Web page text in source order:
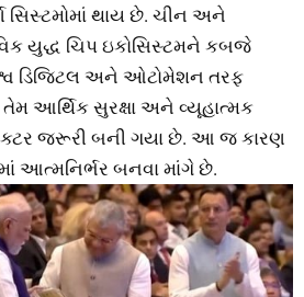
થાય છે. ચીન અને
યુદ્ધ ચિપ ઇકોસિસ્‍ટમને કબજે
ડિજિટલ અને ઓટોમેશન તરફ
આર્થિક સુરક્ષા અને વ્‍યૂહાત્‍મક
જરૂરી બની ગયા છે. આ જ કારણ
આત્‍મનિર્ભર બનવા માંગે છે.